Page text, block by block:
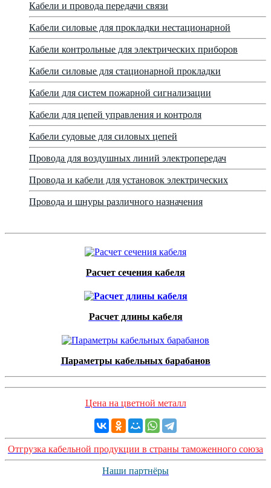
Кабели и провода передачи связи
Кабели силовые для прокладки нестационарной
Кабели контрольные для электрических приборов
Кабели силовые для стационарной прокладки
Кабели для систем пожарной сигнализации
Кабели для цепей управления и контроля
Кабели судовые для силовых цепей
Провода для воздушных линий электропередач
Провода и кабели для установок электрических
Провода и шнуры различного назначения
Расчет сечения кабеля
Расчет длины кабеля
Параметры кабельных барабанов
Цена на цветной металл
Отгрузка кабельной продукции в страны таможенного союза
Наши партнёры